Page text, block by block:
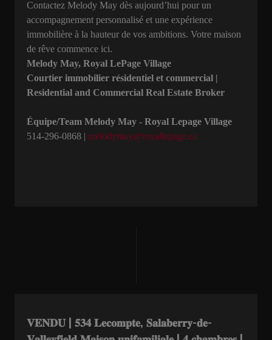
Contactez Melody May dès aujourd’hui pour un
accompagnement personnalisé et une expérience
immobilière à la hauteur de vos ambitions. Votre maison
de rêve commence ici.
Melody May, Royal LePage Village
Courtier immobilier résidentiel et commercial |
Residential and Commercial Real Estate Broker
Équipe/Team Melody May - Royal Lepage Village
514-296-0868 | melodymay@royallepage.ca
𝐕𝐄𝐍𝐃𝐔 | 𝟓𝟑𝟒 𝐋𝐞𝐜𝐨𝐦𝐩𝐭𝐞, 𝐒𝐚𝐥𝐚𝐛𝐞𝐫𝐫𝐲-𝐝𝐞-